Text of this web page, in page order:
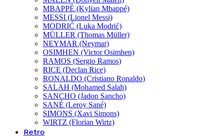
MBAPPÉ (Kylian Mbappé)
MESSI (Lionel Messi)
MODRIĆ (Luka Modrić)
MÜLLER (Thomas Müller)
NEYMAR (Neymar)
OSIMHEN (Victor Osimhen)
RAMOS (Sergio Ramos)
RICE (Declan Rice)
RONALDO (Cristiano Ronaldo)
SALAH (Mohamed Salah)
SANCHO (Jadon Sancho)
SANÉ (Leroy Sané)
SIMONS (Xavi Simons)
WIRTZ (Florian Wirtz)
Retro